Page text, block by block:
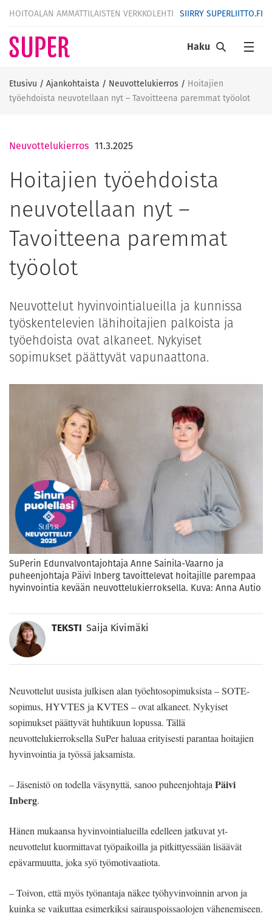
HOITOALAN AMMATTILAISTEN VERKKOLEHTI SIIRRY SUPERLIITTO.FI
Haku
Etusivu / Ajankohtaista / Neuvottelukierros / Hoitajien
työehdoista neuvotellaan nyt – Tavoitteena paremmat työolot
Neuvottelukierros 11.3.2025
Hoitajien työehdoista
neuvotellaan nyt –
Tavoitteena paremmat
työolot
Neuvottelut hyvinvointialueilla ja kunnissa
työskentelevien lähihoitajien palkoista ja
työehdoista ovat alkaneet. Nykyiset
sopimukset päättyvät vapunaattona.
SuPerin Edunvalvontajohtaja Anne Sainila-Vaarno ja
puheenjohtaja Päivi Inberg tavoittelevat hoitajille parempaa
hyvinvointia kevään neuvottelukierroksella. Kuva: Anna Autio
TEKSTI Saija Kivimäki
Neuvottelut uusista julkisen alan työehtosopimuksista – SOTE-
sopimus, HYVTES ja KVTES – ovat alkaneet. Nykyiset
sopimukset päättyvät huhtikuun lopussa. Tällä
neuvottelukierroksella SuPer haluaa erityisesti parantaa hoitajien
hyvinvointia ja työssä jaksamista.
– Jäsenistö on todella väsynyttä, sanoo puheenjohtaja Päivi
Inberg.
Hänen mukaansa hyvinvointialueilla edelleen jatkuvat yt-
neuvottelut kuormittavat työpaikoilla ja pitkittyessään lisäävät
epävarmuutta, joka syö työmotivaatiota.
– Toivon, että myös työnantaja näkee työhyvinvoinnin arvon ja
kuinka se vaikuttaa esimerkiksi sairauspoissaolojen vähenemiseen.